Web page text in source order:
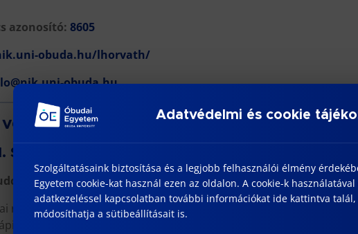
azonosító: 8605
obuda.hu/lhorvath/
obuda.hu
helyettese:
Sápi Johanna egyetemi docens
informatikai tudományok
rendszerek, irányítástechnika, kórélettani modellezés, rendszer
Adatvédelmi és cookie
Szolgáltatásaink biztosítása és a legjobb felhasználói élmény
Egyetem cookie-kat használ ezen az oldalon. A cookie-k
adatkezeléssel kapcsolatban további információkat ide kattintva
módosíthatja a sütibeállításait is.